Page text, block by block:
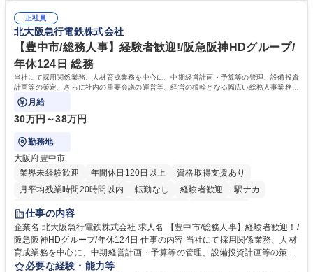
道路施設や道路工事現場の見学ツアー事業 ※入社後は上記いずれかの部門
へ配属。※業務内容変更の範囲：会社の定める業務 募集職種 【都庁グル
ープ】総合職（事務）◇残業月平均9時間未満／有給年平均16日取得
部門など多岐に渡る業務を経験できます。 ■様々なプロジェクト：駐車場
事業の他、新宿駅西口広場内に設置された照明を兼ねた広告「ブライトサ
イン」の管理運営を行うなど、事業収益を生み出す活動を積極的に行って
います。 学歴・資格 学歴：大学院 大学 高専 短大 専修学校 高校 語学力：
資格：
正社員
北大阪急行電鉄株式会社
【豊中市/総務人事】経験者歓迎!/阪急阪神HDグループ/
年休124日 総務
当社にて採用関係業務、人材育成業務を中心に、中期経営計画・予算等の管理、設備投資
計画等の策定、さらに社内の重要会議の運営等、経営の根幹となる幅広い総務人事業務全
般を担当していただきます。
月給
30万円～38万円
勤務地
大阪府豊中市
業界未経験歓迎
年間休日120日以上
資格取得支援あり
月平均残業時間20時間以内
転勤なし 経験者歓迎
駅ナカ
退職金あり
土日祝休み
服装自由 昼食補助あり 食事補助あり
仕事の内容
企業名 北大阪急行電鉄株式会社 求人名 【豊中市/総務人事】経験者歓迎！/
阪急阪神HDグループ/年休124日 仕事の内容 当社にて採用関係業務、人材
育成業務を中心に、中期経営計画・予算等の管理、設備投資計画等の策
定、さらに社内の重要会議の運営等、経営の根幹となる幅広い総務人事業
必要な経験・能力等